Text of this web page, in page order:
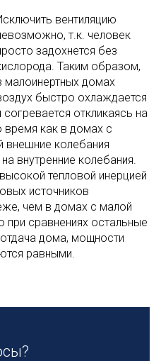
вентиляцию
т.к. человек
задохнется без
Таким образом,
малоинертных домах
быстро охлаждается
согревается откликаясь на
как в домах с
внешние колебания
внутренние колебания.
тепловой инерцией
источников
чем в домах с малой
при сравнениях остальные
дома, мощности
равными.